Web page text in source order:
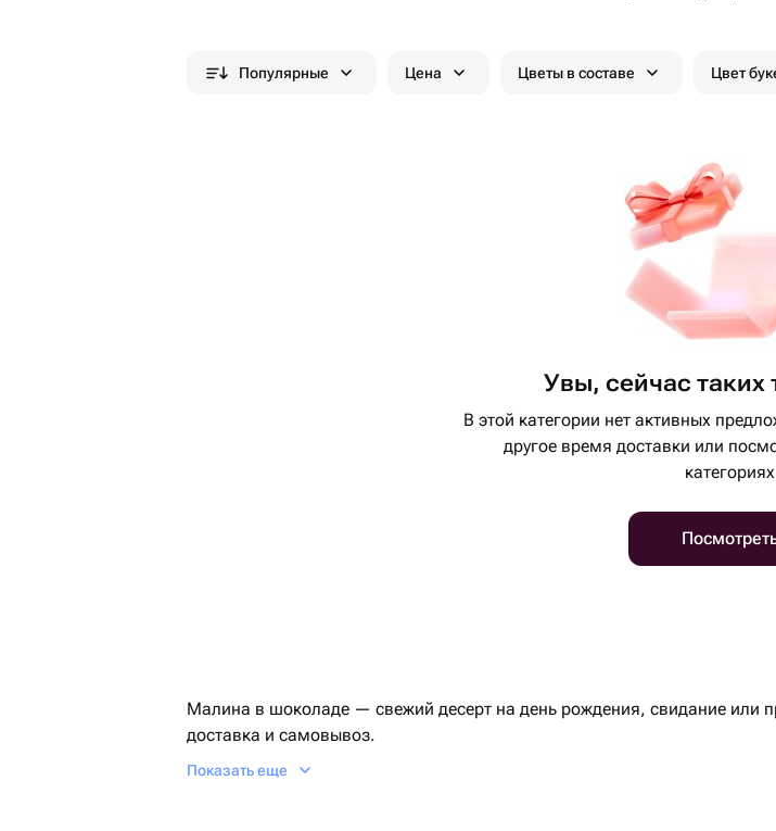
Популярные Цена Цветы в составе Цвет
Увы, сейчас таких
В этой категории нет активных
другое время доставки или
категориях
Малина в шоколаде — свежий десерт на день рождения, свидание или
доставка и самовывоз.
Показать еще